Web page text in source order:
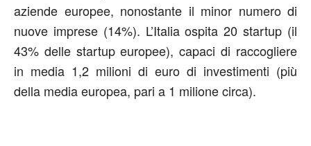
aziende europee, nonostante il minor numero di
nuove imprese (14%). L’Italia ospita 20 startup (il
43% delle startup europee), capaci di raccogliere
in media 1,2 milioni di euro di investimenti (più
della media europea, pari a 1 milione circa).